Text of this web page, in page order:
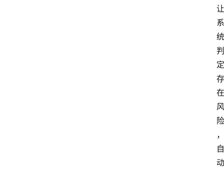
让
系
统
判
定
存
在
风
险
，
自
动